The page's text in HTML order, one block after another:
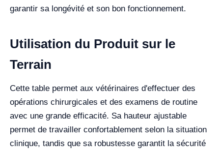
garantir sa longévité et son bon fonctionnement.
Utilisation du Produit sur le
Terrain
Cette table permet aux vétérinaires d'effectuer des
opérations chirurgicales et des examens de routine
avec une grande efficacité. Sa hauteur ajustable
permet de travailler confortablement selon la situation
clinique, tandis que sa robustesse garantit la sécurité